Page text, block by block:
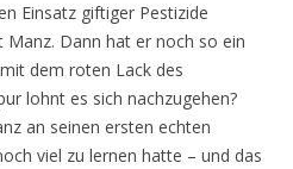
Einsatz giftiger Pestizide
Dann hat er noch so ein
dem roten Lack des
lohnt es sich nachzugehen?
an seinen ersten echten
viel zu lernen hatte – und das